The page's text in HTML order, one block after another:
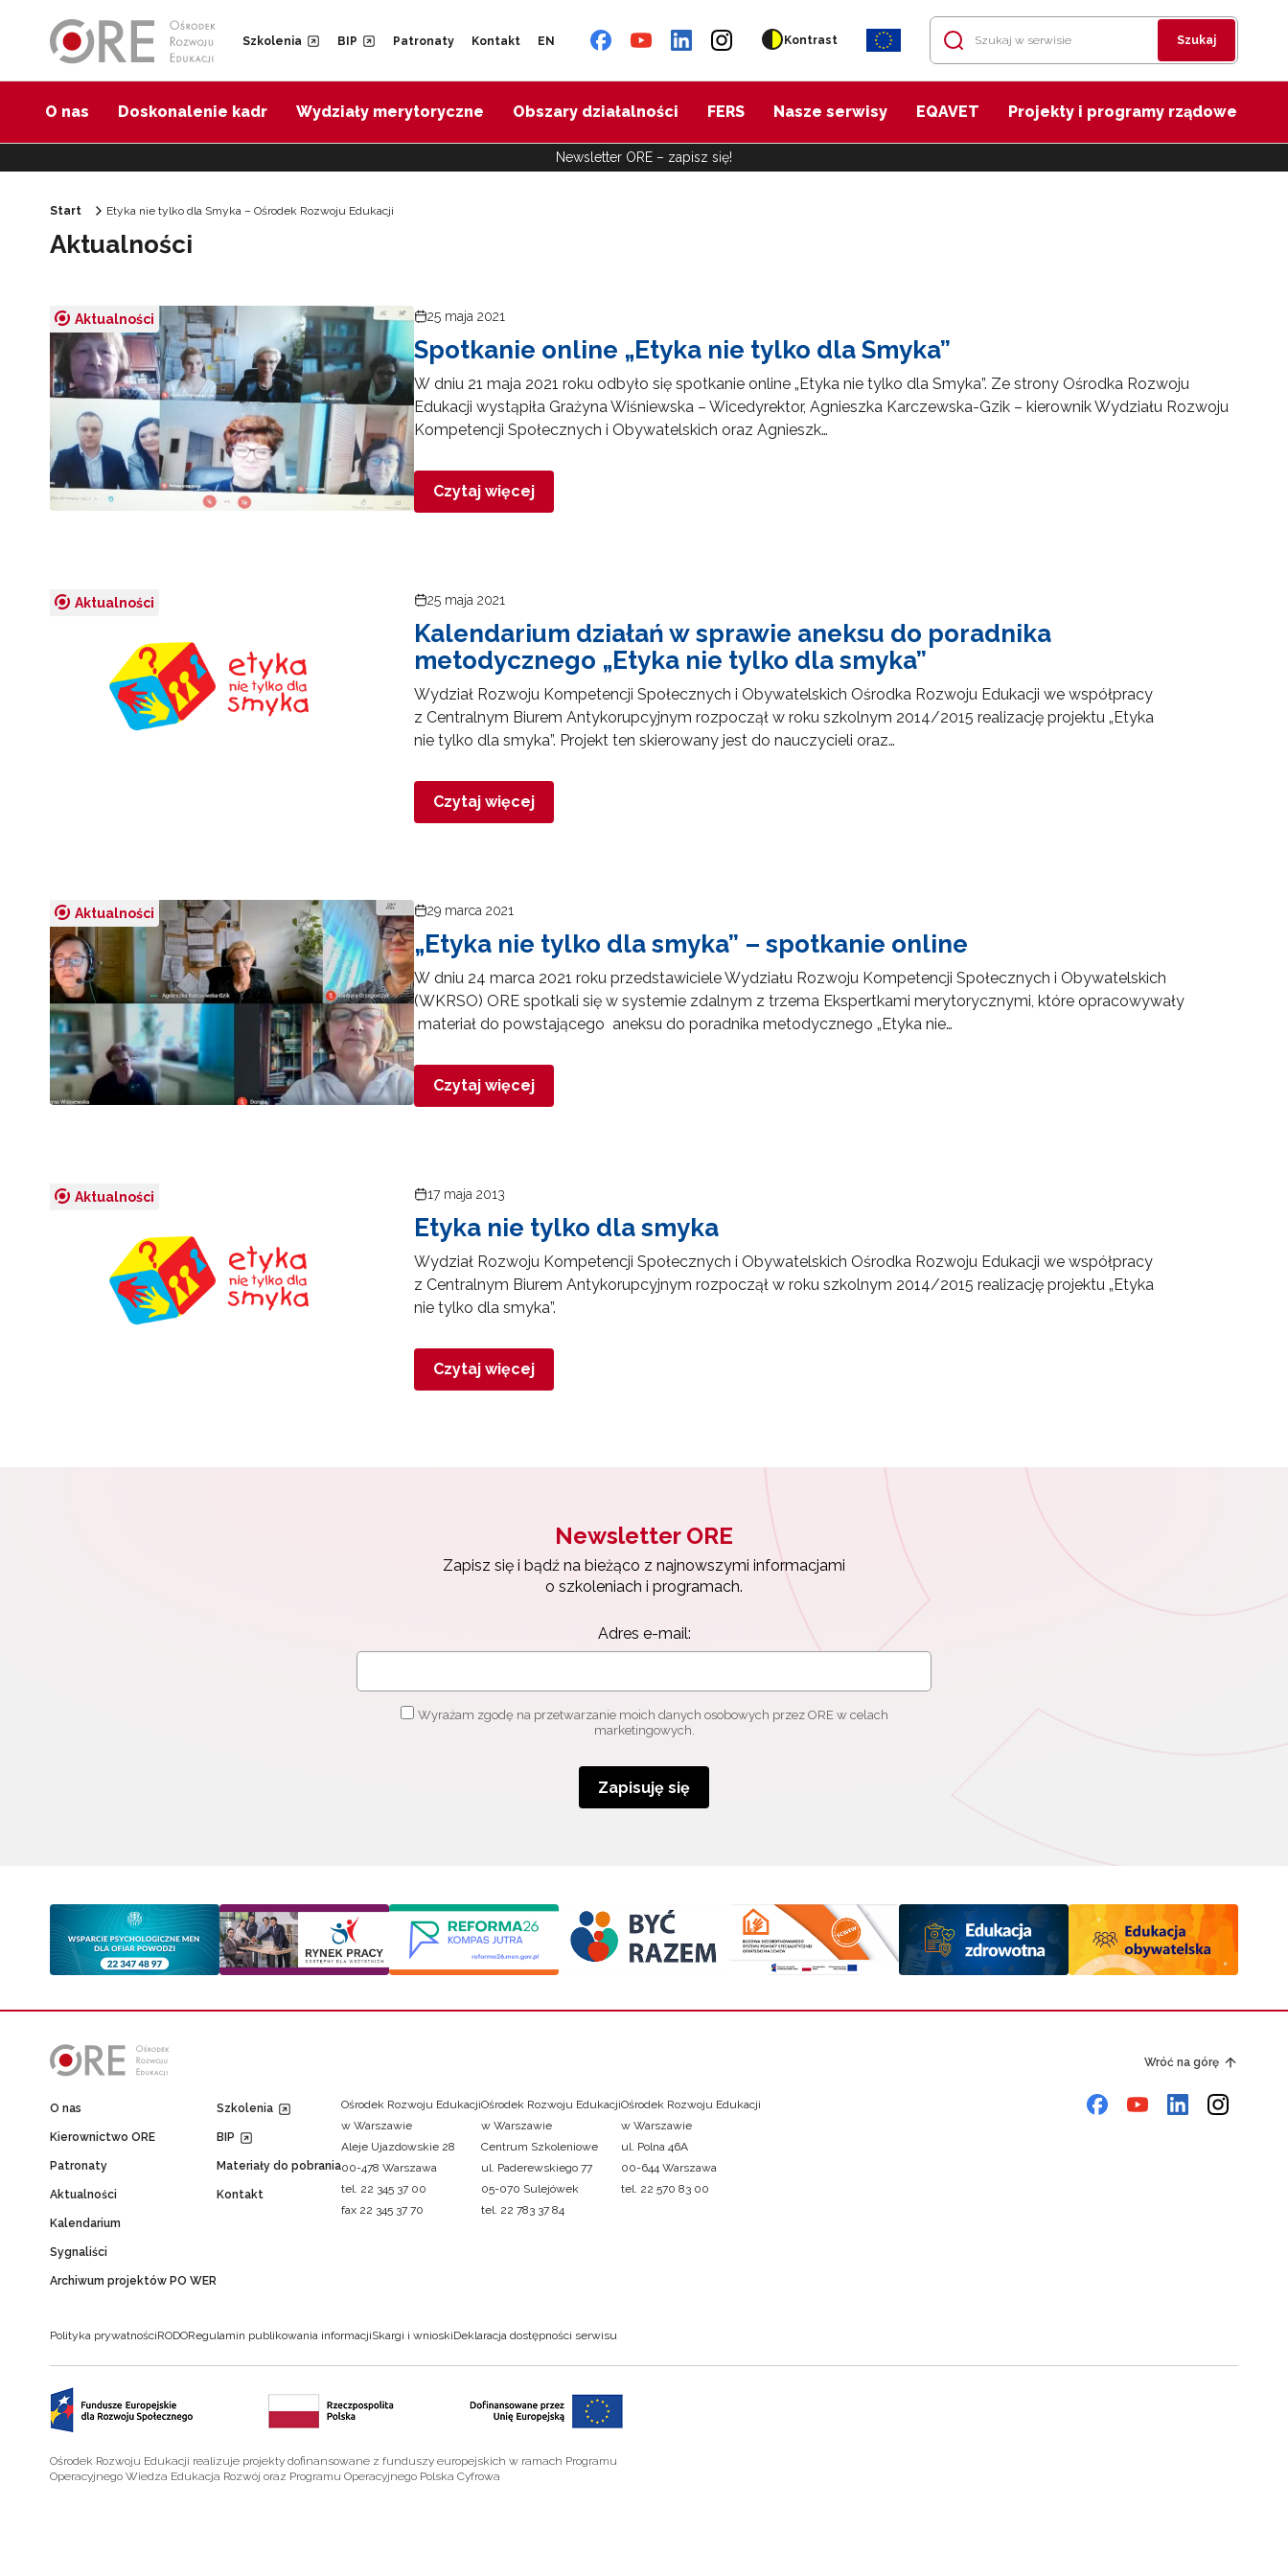
Szkolenia BIP Patronaty Kontakt EN Kontrast Szukaj
O nas Doskonalenie kadr Wydziały merytoryczne Obszary działalności FERS Nasze serwisy EQAVET Projekty i programy rządowe
Newsletter ORE – zapisz się!
Start Etyka nie tylko dla Smyka – Ośrodek Rozwoju Edukacji
Aktualności
Aktualności 25 maja 2021
Spotkanie online „Etyka nie tylko dla Smyka”
W dniu 21 maja 2021 roku odbyło się spotkanie online „Etyka nie tylko dla Smyka”. Ze strony Ośrodka Rozwoju
Edukacji wystąpiła Grażyna Wiśniewska – Wicedyrektor, Agnieszka Karczewska-Gzik – kierownik Wydziału Rozwoju
Kompetencji Społecznych i Obywatelskich oraz Agnieszk…
Czytaj więcej
Aktualności 25 maja 2021
Kalendarium działań w sprawie aneksu do poradnika
metodycznego „Etyka nie tylko dla smyka”
Wydział Rozwoju Kompetencji Społecznych i Obywatelskich Ośrodka Rozwoju Edukacji we współpracy
z Centralnym Biurem Antykorupcyjnym rozpoczął w roku szkolnym 2014/2015 realizację projektu „Etyka
nie tylko dla smyka”. Projekt ten skierowany jest do nauczycieli oraz…
Czytaj więcej
Aktualności 29 marca 2021
„Etyka nie tylko dla smyka” – spotkanie online
W dniu 24 marca 2021 roku przedstawiciele Wydziału Rozwoju Kompetencji Społecznych i Obywatelskich
(WKRSO) ORE spotkali się w systemie zdalnym z trzema Ekspertkami merytorycznymi, które opracowywały
materiał do powstającego aneksu do poradnika metodycznego „Etyka nie…
Czytaj więcej
Aktualności 17 maja 2013
Etyka nie tylko dla smyka
Wydział Rozwoju Kompetencji Społecznych i Obywatelskich Ośrodka Rozwoju Edukacji we współpracy
z Centralnym Biurem Antykorupcyjnym rozpoczął w roku szkolnym 2014/2015 realizację projektu „Etyka
nie tylko dla smyka”.
Czytaj więcej
Newsletter ORE
Zapisz się i bądź na bieżąco z najnowszymi informacjami
o szkoleniach i programach.
Adres e-mail:
Wyrażam zgodę na przetwarzanie moich danych osobowych przez ORE w celach
marketingowych.
Zapisuję się
Wróć na górę
O nas
Kierownictwo ORE
Patronaty
Aktualności
Kalendarium
Sygnaliści
Archiwum projektów PO WER
Szkolenia
BIP
Materiały do pobrania
Kontakt
Ośrodek Rozwoju Edukacji
w Warszawie
Aleje Ujazdowskie 28
00-478 Warszawa
tel. 22 345 37 00
fax 22 345 37 70
Ośrodek Rozwoju Edukacji
w Warszawie
Centrum Szkoleniowe
ul. Paderewskiego 77
05-070 Sulejówek
tel. 22 783 37 84
Ośrodek Rozwoju Edukacji
w Warszawie
ul. Polna 46A
00-644 Warszawa
tel. 22 570 83 00
Polityka prywatnościRODORegulamin publikowania informacjiSkargi i wnioskiDeklaracja dostępności serwisu
Ośrodek Rozwoju Edukacji realizuje projekty dofinansowane z funduszy europejskich w ramach Programu
Operacyjnego Wiedza Edukacja Rozwój oraz Programu Operacyjnego Polska Cyfrowa
Zapisz się i bądź na bieżąco z najnowszymi informacjami
o szkoleniach i programach.
Adres e-mail:
Wyrażam zgodę na przetwarzanie moich danych osobowych przez ORE w
Zapisuję się